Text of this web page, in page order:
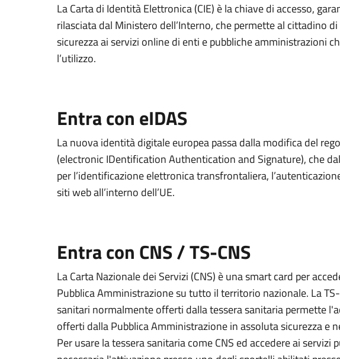
La Carta di Identità Elettronica (CIE) è la chiave di accesso,
rilasciata dal Ministero dell’Interno, che permette al cittadino
sicurezza ai servizi online di enti e pubbliche amministrazioni
l’utilizzo.
Entra con eIDAS
La nuova identità digitale europea passa dalla modifica del
(electronic IDentification Authentication and Signature), che
per l’identificazione elettronica transfrontaliera,
siti web all’interno dell’UE.
Entra con CNS / TS-CNS
La Carta Nazionale dei Servizi (CNS) è una smart card per
Pubblica Amministrazione su tutto il territorio nazionale. La
sanitari normalmente offerti dalla tessera sanitaria permette
offerti dalla Pubblica Amministrazione in assoluta sicurezza e
Per usare la tessera sanitaria come CNS ed accedere ai servizi